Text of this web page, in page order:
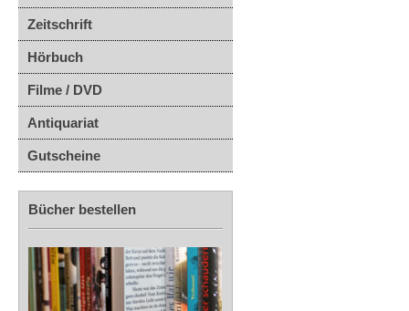
Zeitschrift
Hörbuch
Filme / DVD
Antiquariat
Gutscheine
Bücher bestellen